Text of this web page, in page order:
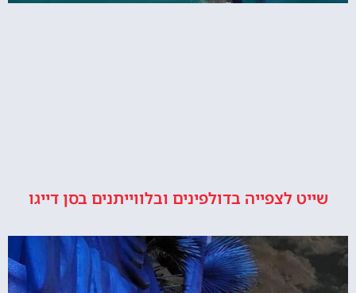
שייט לצפייה בדולפינים ובלווייתנים בסן דייגו